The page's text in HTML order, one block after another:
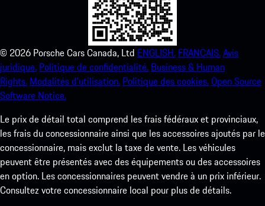
© 2026 Porsche Cars Canada, Ltd ENGLISH. FRANCAIS.Avis
juridique. Politique de confidentialité. Business & Human
Rights. Modalités d’utilisation. Politique des cookies.Open Source
Software Notice.
Le prix de détail total comprend les frais fédéraux et provinciaux,
les frais du concessionnaire ainsi que les accessoires ajoutés par le
concessionnaire, mais exclut la taxe de vente. Les véhicules
peuvent être présentés avec des équipements ou des accessoires
en option. Les concessionnaires peuvent vendre à un prix inférieur.
Consultez votre concessionnaire local pour plus de détails.